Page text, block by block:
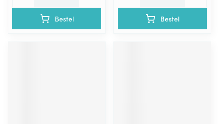
Bestel Bestel